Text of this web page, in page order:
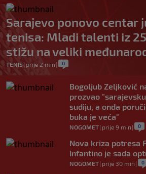
Sarajevo ponovo centar
tenisa: Mladi talenti iz
stižu na veliki
TENIS| prije 2 min | 0
Bogoljub Zeljković
prozvao
sudiju, a onda
buka je veća"
NOGOMET| prije 9 min | 0
Nova kriza potresa
Infantino je sada
NOGOMET| prije 30 min | 0